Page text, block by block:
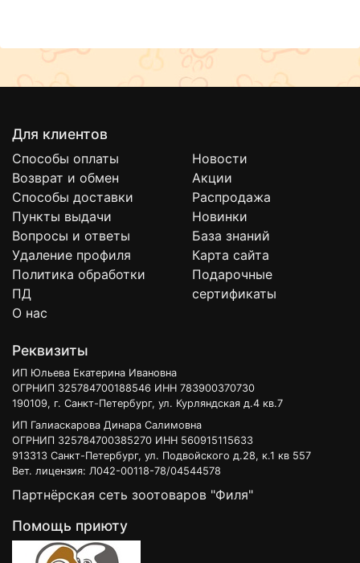
Для клиентов
Способы оплаты
Возврат и обмен
Способы доставки
Пункты выдачи
Вопросы и ответы
Удаление профиля
Политика обработки
ПД
О нас
Новости
Акции
Распродажа
Новинки
База знаний
Карта сайта
Подарочные
сертификаты
Реквизиты
ИП Юльева Екатерина Ивановна
ОГРНИП 325784700188546 ИНН 783900370730
190109, г. Санкт-Петербург, ул. Курляндская д.4 кв.7
ИП Галиаскарова Динара Салимовна
ОГРНИП 325784700385270 ИНН 560915115633
913313 Санкт-Петербург, ул. Подвойского д.28, к.1 кв 557
Вет. лицензия: Л042-00118-78/04544578
Партнёрская сеть зоотоваров "Филя"
Помощь приюту